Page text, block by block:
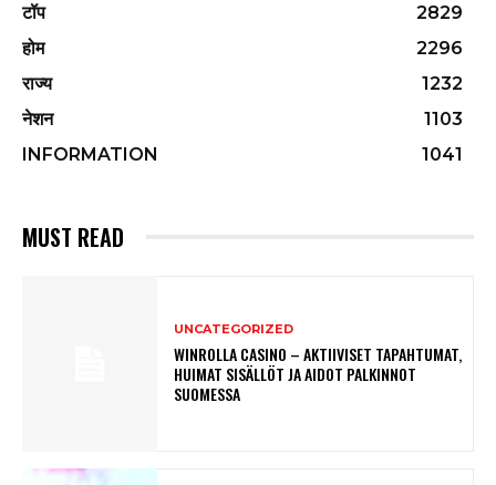
टॉप
2829
होम
2296
राज्य
1232
नेशन
1103
INFORMATION
1041
MUST READ
UNCATEGORIZED
WINROLLA CASINO – AKTIIVISET TAPAHTUMAT,
HUIMAT SISÄLLÖT JA AIDOT PALKINNOT
SUOMESSA